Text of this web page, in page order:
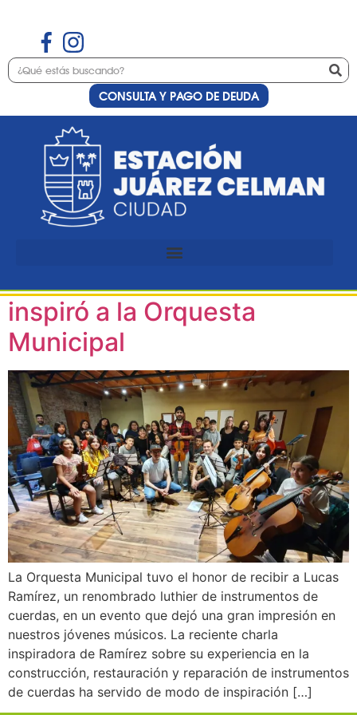
CONSULTA Y PAGO DE DEUDA
Etiqueta:Orquesta
de cuerdas
El Luthier de instrumentos
inspiró a la Orquesta
Municipal
La Orquesta Municipal tuvo el honor de recibir a Lucas
Ramírez, un renombrado luthier de instrumentos de
cuerdas, en un evento que dejó una gran impresión en
nuestros jóvenes músicos. La reciente charla
inspiradora de Ramírez sobre su experiencia en la
construcción, restauración y reparación de instrumentos
de cuerdas ha servido de modo de inspiración […]